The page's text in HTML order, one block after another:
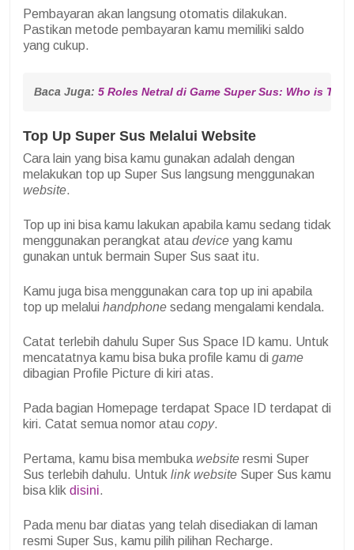
Pembayaran akan langsung otomatis dilakukan.
Pastikan metode pembayaran kamu memiliki saldo
yang cukup.
Baca Juga: 5 Roles Netral di Game Super Sus: Who is The
Top Up Super Sus Melalui Website
Cara lain yang bisa kamu gunakan adalah dengan
melakukan top up Super Sus langsung menggunakan
website.
Top up ini bisa kamu lakukan apabila kamu sedang tidak
menggunakan perangkat atau device yang kamu
gunakan untuk bermain Super Sus saat itu.
Kamu juga bisa menggunakan cara top up ini apabila
top up melalui handphone sedang mengalami kendala.
Catat terlebih dahulu Super Sus Space ID kamu. Untuk
mencatatnya kamu bisa buka profile kamu di game
dibagian Profile Picture di kiri atas.
Pada bagian Homepage terdapat Space ID terdapat di
kiri. Catat semua nomor atau copy.
Pertama, kamu bisa membuka website resmi Super
Sus terlebih dahulu. Untuk link website Super Sus kamu
bisa klik disini.
Pada menu bar diatas yang telah disediakan di laman
resmi Super Sus, kamu pilih pilihan Recharge.